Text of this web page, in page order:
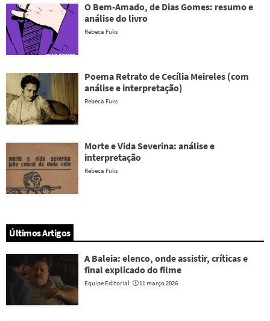
O Bem-Amado, de Dias Gomes: resumo e
análise do livro
Rebeca Fuks
Poema Retrato de Cecília Meireles (com
análise e interpretação)
Rebeca Fuks
Morte e Vida Severina: análise e
interpretação
Rebeca Fuks
Últimos Artigos
A Baleia: elenco, onde assistir, críticas e
final explicado do filme
Equipe Editorial 11 março 2026